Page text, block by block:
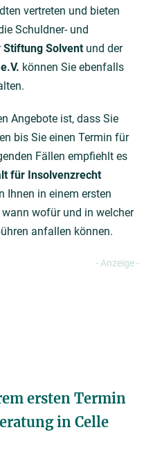
vertreten und bieten
Schuldner- und
Stiftung Solventund der
können Sie ebenfalls
Angebote ist, dass Sie
bis Sie einen Termin für
Fällen empfiehlt es
für Insolvenzrecht
Ihnen in einem ersten
wofür und in welcher
anfallen können.
ersten Termin
in Celle